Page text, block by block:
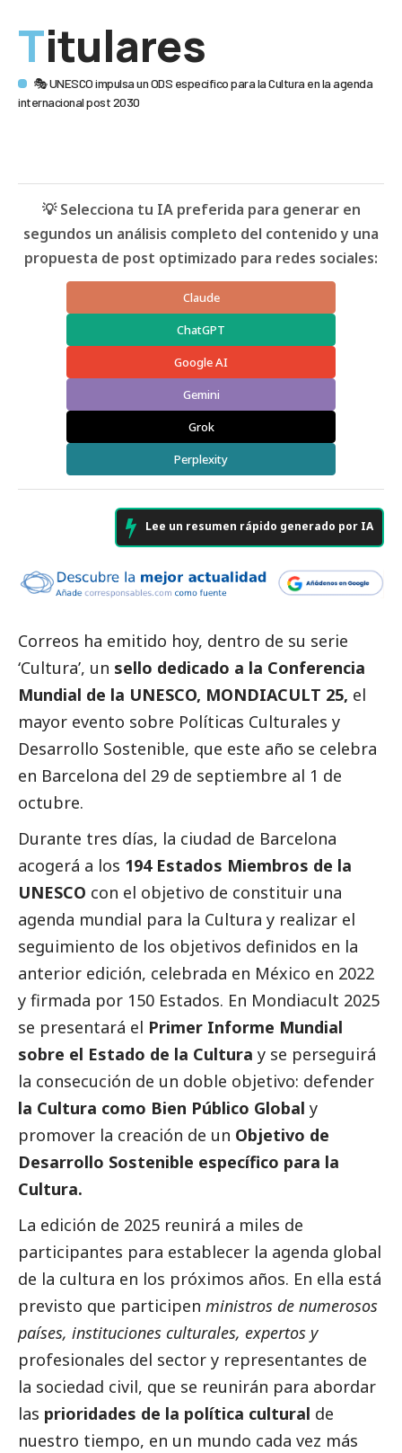
Titulares
🎭 UNESCO impulsa un ODS específico para la Cultura en la agenda
internacional post 2030
💡 Selecciona tu IA preferida para generar en
segundos un análisis completo del contenido y una
propuesta de post optimizado para redes sociales:
Claude
ChatGPT
Google AI
Gemini
Grok
Perplexity
Lee un resumen rápido generado por IA
Correos ha emitido hoy, dentro de su serie
‘Cultura’, un sello dedicado a la Conferencia
Mundial de la UNESCO, MONDIACULT 25, el
mayor evento sobre Políticas Culturales y
Desarrollo Sostenible, que este año se celebra
en Barcelona del 29 de septiembre al 1 de
octubre.
Durante tres días, la ciudad de Barcelona
acogerá a los 194 Estados Miembros de la
UNESCO con el objetivo de constituir una
agenda mundial para la Cultura y realizar el
seguimiento de los objetivos definidos en la
anterior edición, celebrada en México en 2022
y firmada por 150 Estados. En Mondiacult 2025
se presentará el Primer Informe Mundial
sobre el Estado de la Cultura y se perseguirá
la consecución de un doble objetivo: defender
la Cultura como Bien Público Global y
promover la creación de un Objetivo de
Desarrollo Sostenible específico para la
Cultura.
La edición de 2025 reunirá a miles de
participantes para establecer la agenda global
de la cultura en los próximos años. En ella está
previsto que participen ministros de numerosos
países, instituciones culturales, expertos y
profesionales del sector y representantes de
la sociedad civil, que se reunirán para abordar
las prioridades de la política cultural de
nuestro tiempo, en un mundo cada vez más